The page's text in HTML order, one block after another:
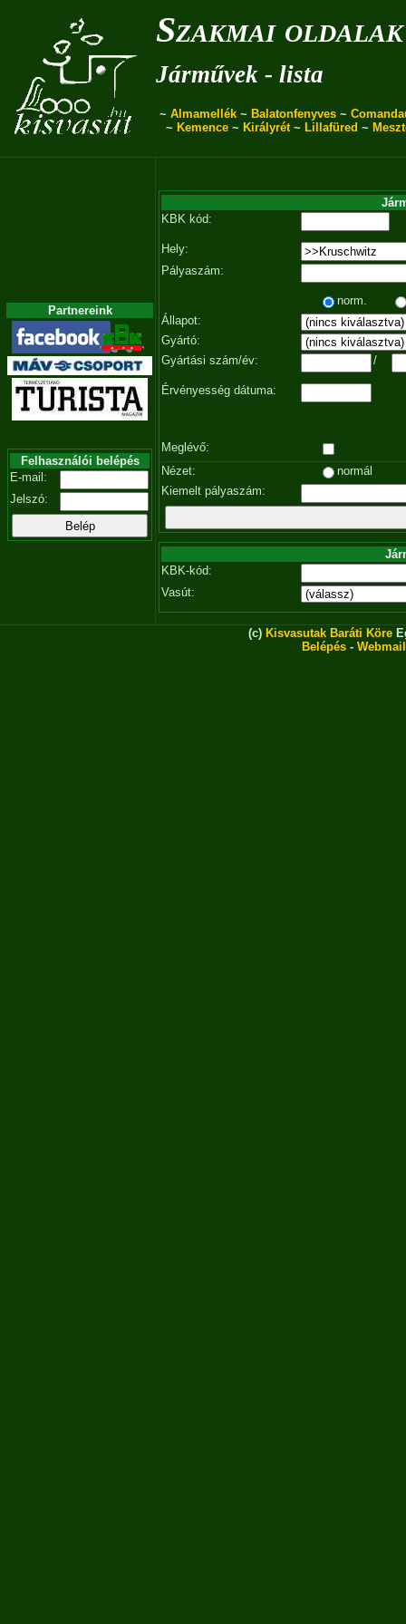
Szakmai oldalak
Járművek - lista
~ Almamellék ~ Balatonfenyves ~
~ Kemence~ Királyrét~ Lillafüred ~
Partnereink
Felhasználói belépés
E-mail:
Jelszó:
KBK kód:
Hely:
Pályaszám:
norm.
Állapot:
Gyártó:
Gyártási szám/év:
/
Érvényesség dátuma:
Meglévő:
Nézet:
normál
Kiemelt pályaszám:
KBK-kód:
Vasút:
(c) Kisvasutak Baráti Köre
Belépés - Webmail